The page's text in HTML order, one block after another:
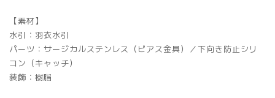
【素材】
水引：羽衣水引
パーツ：サージカルステンレス（ピアス金具）／下向き防止シリ
コン（キャッチ）
装飾：樹脂